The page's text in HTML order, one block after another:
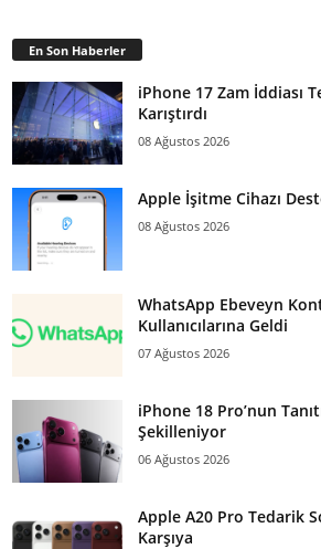
En Son Haberler
iPhone 17 Zam İddiası
Karıştırdı
08 Ağustos 2026
Apple İşitme Cihazı
08 Ağustos 2026
WhatsApp Ebeveyn
Kullanıcılarına Geldi
07 Ağustos 2026
iPhone 18 Pro’nun
Şekilleniyor
06 Ağustos 2026
Apple A20 Pro Tedarik
Karşıya